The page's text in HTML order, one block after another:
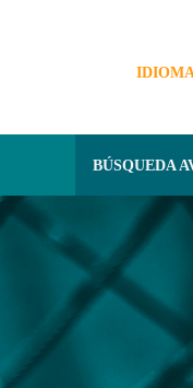
IDIOMA
BÚSQUEDA